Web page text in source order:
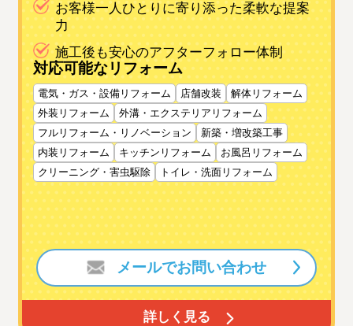
お客様一人ひとりに寄り添った柔軟な提案
力
施工後も安心のアフターフォロー体制
対応可能なリフォーム
電気・ガス・設備リフォーム 店舗改装
解体リフォーム
外装リフォーム
外溝・エクステリアリフォーム
フルリフォーム・リノベーション
新築・増改築工事
内装リフォーム
キッチンリフォーム
お風呂リフォーム
クリーニング・害虫駆除
トイレ・洗面リフォーム
詳しく見る
メールでお問い合わせ